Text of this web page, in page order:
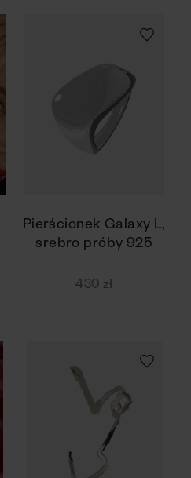
Pierścionek Galaxy L,
srebro próby 925
430 zł